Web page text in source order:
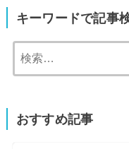
キーワードで記事
おすすめ記事